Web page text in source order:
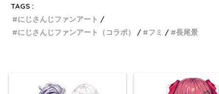
TAGS :
にじさんじファンアート
にじさんじファンアート（コラボ）
フミ 長尾景